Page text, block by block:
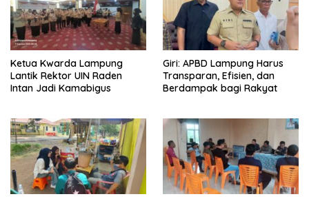
Ketua Kwarda Lampung
Lantik Rektor UIN Raden
Intan Jadi Kamabigus
Giri: APBD Lampung Harus
Transparan, Efisien, dan
Berdampak bagi Rakyat